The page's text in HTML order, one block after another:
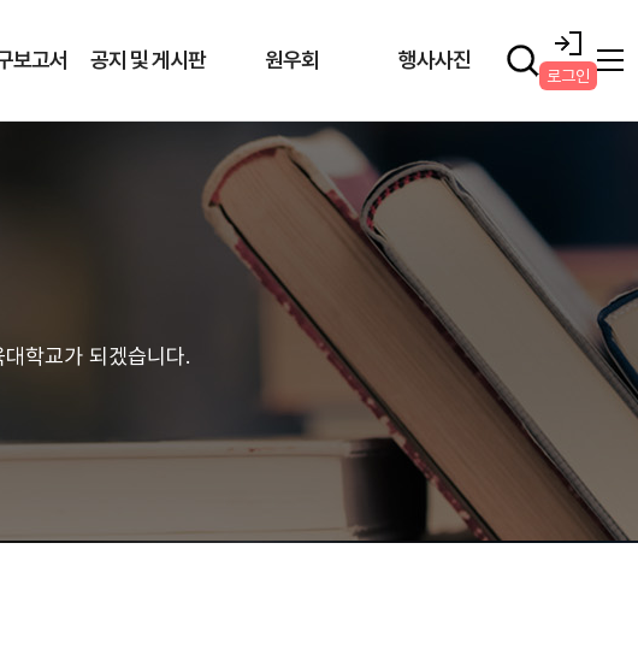
보고서 공지 및 게시판 원우회 행사사진
로그인
학교가 되겠습니다.